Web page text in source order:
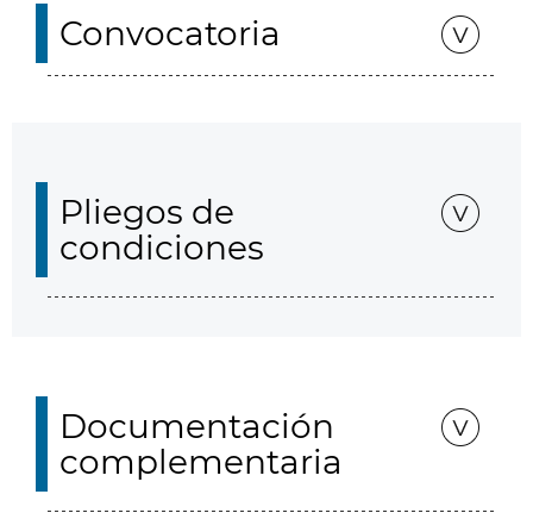
Convocatoria
Pliegos de
condiciones
Documentación
complementaria